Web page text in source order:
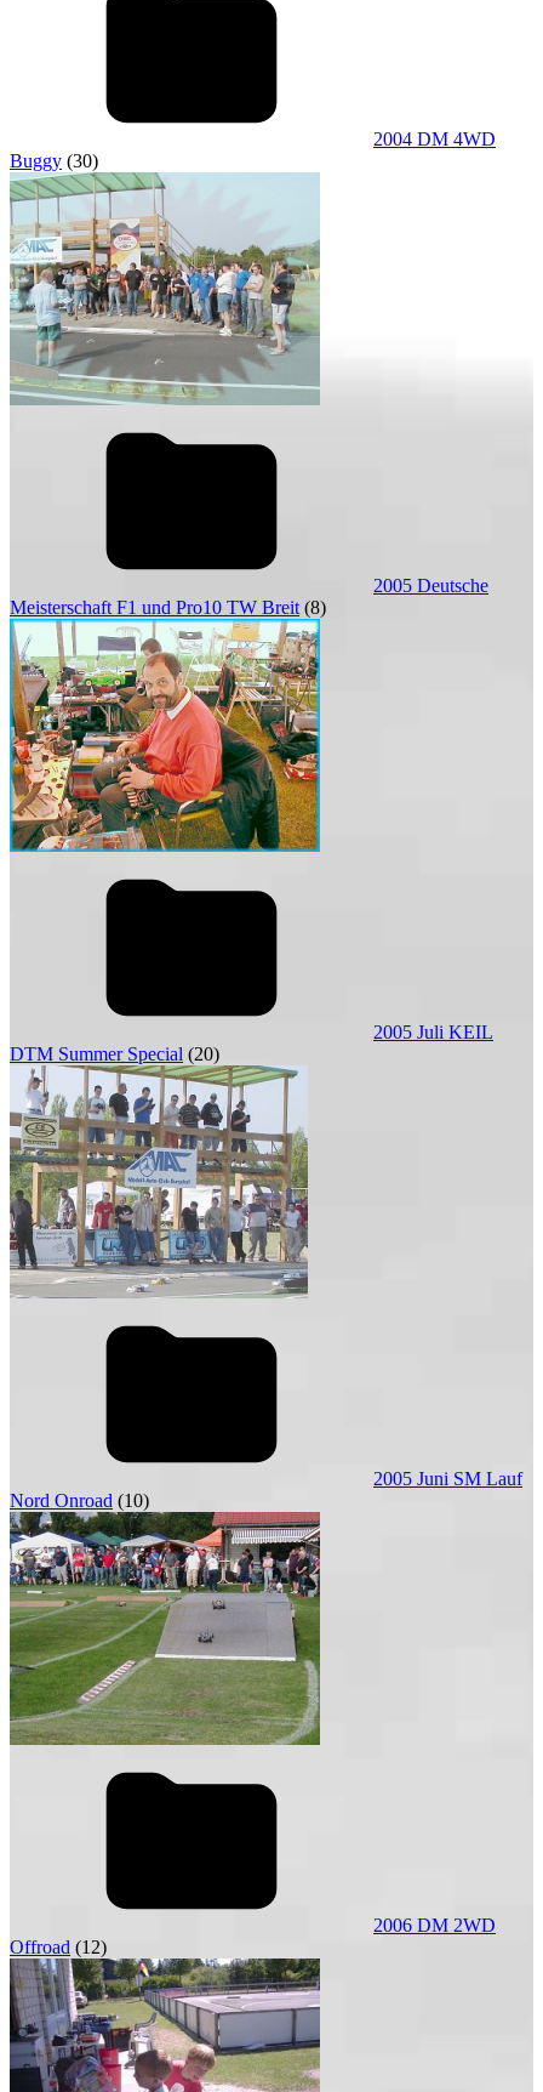
2004 DM 4WD
Buggy (30)
2005 Deutsche
Meisterschaft F1 und Pro10 TW Breit (8)
2005 Juli KEIL
DTM Summer Special (20)
2005 Juni SM Lauf
Nord Onroad (10)
2006 DM 2WD
Offroad (12)